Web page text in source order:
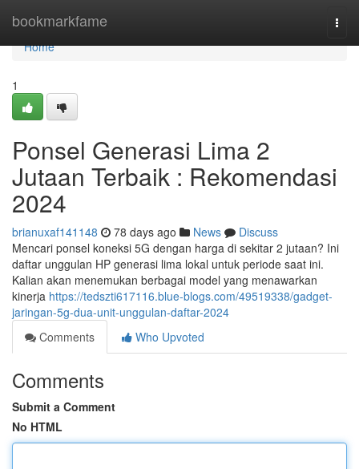
bookmarkfame
Home
Home
1
Ponsel Generasi Lima 2
Jutaan Terbaik : Rekomendasi
2024
brianuxaf141148 78 days ago News
Discuss
Mencari ponsel koneksi 5G dengan harga di sekitar 2 jutaan? Ini
daftar unggulan HP generasi lima lokal untuk periode saat ini.
Kalian akan menemukan berbagai model yang menawarkan
kinerja https://tedszti617116.blue-blogs.com/49519338/gadget-
jaringan-5g-dua-unit-unggulan-daftar-2024
Comments
Who Upvoted
Comments
Submit a Comment
No HTML